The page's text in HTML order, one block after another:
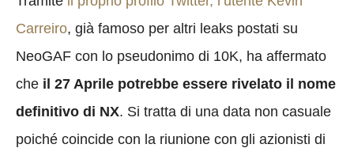
Carreiro, già famoso per altri leaks postati su
NeoGAF con lo pseudonimo di 10K, ha affermato
che il 27 Aprile potrebbe essere rivelato il nome
definitivo di NX. Si tratta di una data non casuale
poiché coincide con la riunione con gli azionisti di